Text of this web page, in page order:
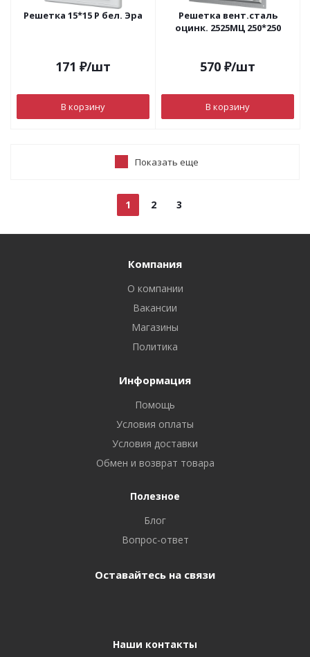
Решетка 15*15 Р бел. Эра
171 ₽/шт
В корзину
Решетка вент.сталь
оцинк. 2525МЦ 250*250
570 ₽/шт
В корзину
Показать еще
1 2 3
Компания
О компании
Вакансии
Магазины
Политика
Информация
Помощь
Условия оплаты
Условия доставки
Обмен и возврат товара
Полезное
Блог
Вопрос-ответ
Оставайтесь на связи
Наши контакты